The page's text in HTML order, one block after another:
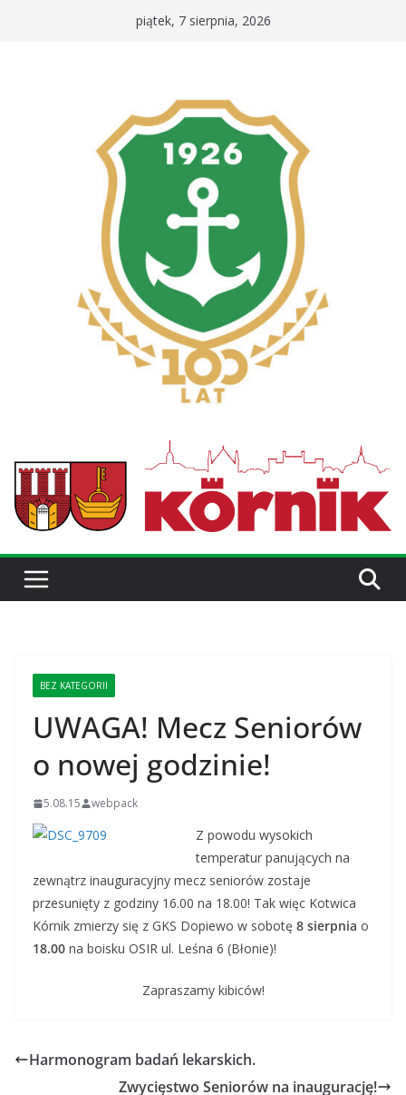
piątek, 7 sierpnia, 2026
BEZ KATEGORII
UWAGA! Mecz Seniorów
o nowej godzinie!
5.08.15 webpack
Z powodu wysokich
temperatur panujących na
zewnątrz inauguracyjny mecz seniorów zostaje
przesunięty z godziny 16.00 na 18.00! Tak więc Kotwica
Kórnik zmierzy się z GKS Dopiewo w sobotę 8 sierpnia o
18.00 na boisku OSIR ul. Leśna 6 (Błonie)!
Zapraszamy kibiców!
Harmonogram badań lekarskich.
Zwycięstwo Seniorów na inaugurację!